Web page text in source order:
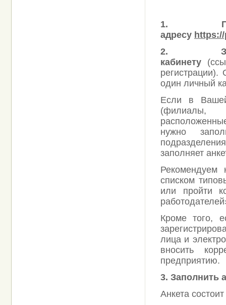
1.
адресу
2.
кабинету
регистрации).
один личный
Если в Вашей
(филиалы,
нужно
заполняет
Рекомендуем
списком
или пройти
Кроме того,
лица и
вносить
предприятию.
3. Заполнить
Анкета